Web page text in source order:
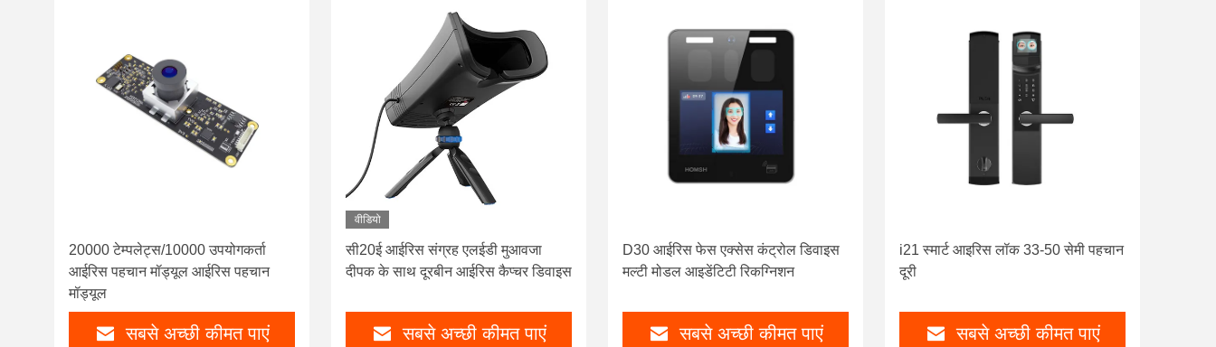
20000 टेम्पलेट्स/10000 उपयोगकर्ता
आईरिस पहचान मॉड्यूल आईरिस पहचान
मॉड्यूल
सबसे अच्छी कीमत पाएं
वीडियो
सी20ई आईरिस संग्रह एलईडी मुआवजा
दीपक के साथ दूरबीन आईरिस कैप्चर डिवाइस
सबसे अच्छी कीमत पाएं
D30 आईरिस फेस एक्सेस कंट्रोल डिवाइस
मल्टी मोडल आइडेंटिटी रिकग्निशन
सबसे अच्छी कीमत पाएं
i21 स्मार्ट आइरिस लॉक 33-50 सेमी पहचान
दूरी
सबसे अच्छी कीमत पाएं